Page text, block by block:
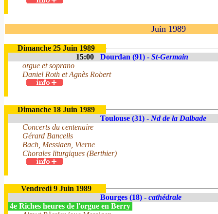
Juin 1989
Dimanche 25 Juin 1989
15:00
Dourdan (91) - St-Germain
orgue et soprano
Daniel Roth et Agnès Robert
Dimanche 18 Juin 1989
Toulouse (31) - Nd de la Dalbade
Concerts du centenaire
Gérard Bancells
Bach, Messiaen, Vierne
Chorales liturgiques (Berthier)
Vendredi 9 Juin 1989
Bourges (18) - cathédrale
4e Riches heures de l'orgue en Berry